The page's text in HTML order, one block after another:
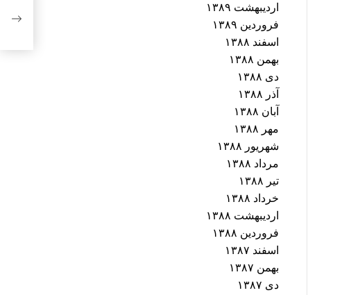
اردیبهشت ۱۳۸۹
فروردین ۱۳۸۹
اسفند ۱۳۸۸
بهمن ۱۳۸۸
دی ۱۳۸۸
آذر ۱۳۸۸
آبان ۱۳۸۸
مهر ۱۳۸۸
شهریور ۱۳۸۸
مرداد ۱۳۸۸
تیر ۱۳۸۸
خرداد ۱۳۸۸
اردیبهشت ۱۳۸۸
فروردین ۱۳۸۸
اسفند ۱۳۸۷
بهمن ۱۳۸۷
دی ۱۳۸۷